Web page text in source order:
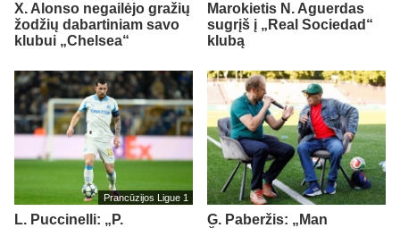
X. Alonso negailėjo gražių
žodžių dabartiniam savo
klubui „Chelsea“
Marokietis N. Aguerdas
sugrįš į „Real Sociedad“
klubą
Prancūzijos Ligue 1
L. Puccinelli: „P. G. Paberžis: „Man